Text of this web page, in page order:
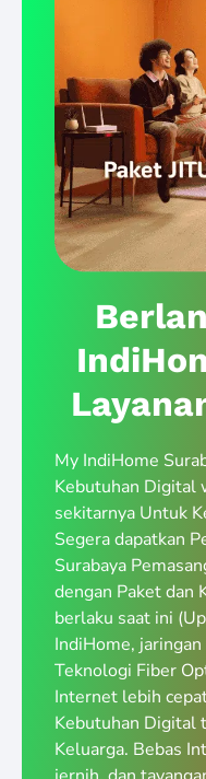
My IndiHome
Kebutuhan Digital
sekitarnya Untuk
Segera dapatkan
Surabaya
dengan Paket dan
berlaku saat ini
IndiHome,
Teknologi Fiber
Internet lebih
Kebutuhan Digital
Keluarga. Bebas